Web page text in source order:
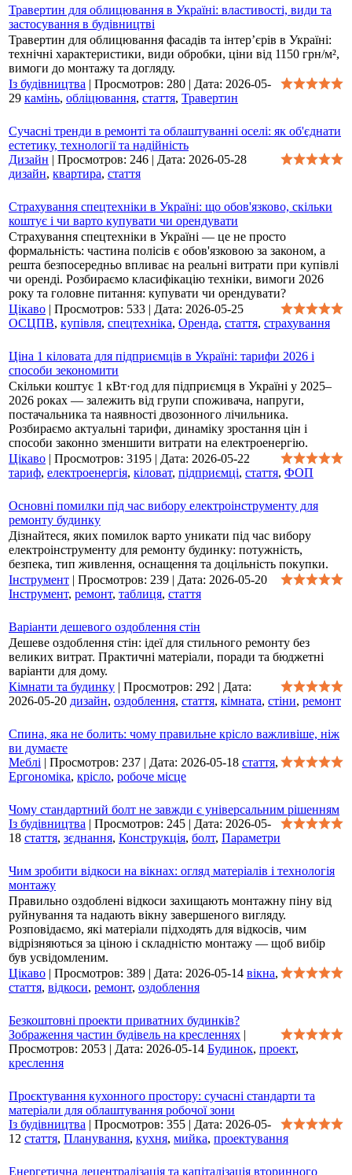
Травертин для облицювання в Україні: властивості, види та
застосування в будівництві
Травертин для облицювання фасадів та інтер’єрів в Україні:
технічні характеристики, види обробки, ціни від 1150 грн/м²,
вимоги до монтажу та догляду.
Із будівництва | Просмотров: 280 | Дата: 2026-05-
29 камінь, обліцювання, стаття, Травертин
Сучасні тренди в ремонті та облаштуванні оселі: як об'єднати
естетику, технології та надійність
Дизайн | Просмотров: 246 | Дата: 2026-05-28
дизайн, квартира, стаття
Страхування спецтехніки в Україні: що обов'язково, скільки
коштує і чи варто купувати чи орендувати
Страхування спецтехніки в Україні — це не просто
формальність: частина полісів є обов'язковою за законом, а
решта безпосередньо впливає на реальні витрати при купівлі
чи оренді. Розбираємо класифікацію техніки, вимоги 2026
року та головне питання: купувати чи орендувати?
Цікаво | Просмотров: 533 | Дата: 2026-05-25
ОСЦПВ, купівля, спецтехніка, Оренда, стаття, страхування
Ціна 1 кіловата для підприємців в Україні: тарифи 2026 і
способи зекономити
Скільки коштує 1 кВт·год для підприємця в Україні у 2025–
2026 роках — залежить від групи споживача, напруги,
постачальника та наявності двозонного лічильника.
Розбираємо актуальні тарифи, динаміку зростання цін і
способи законно зменшити витрати на електроенергію.
Цікаво | Просмотров: 3195 | Дата: 2026-05-22
тариф, електроенергія, кіловат, підприємці, стаття, ФОП
Основні помилки під час вибору електроінструменту для
ремонту будинку
Дізнайтеся, яких помилок варто уникати під час вибору
електроінструменту для ремонту будинку: потужність,
безпека, тип живлення, оснащення та доцільність покупки.
Інструмент | Просмотров: 239 | Дата: 2026-05-20
Інструмент, ремонт, таблиця, стаття
Варіанти дешевого оздоблення стін
Дешеве оздоблення стін: ідеї для стильного ремонту без
великих витрат. Практичні матеріали, поради та бюджетні
варіанти для дому.
Кімнати та будинку | Просмотров: 292 | Дата:
2026-05-20 дизайн, оздоблення, стаття, кімната, стіни, ремонт
Спина, яка не болить: чому правильне крісло важливіше, ніж
ви думаєте
Меблі | Просмотров: 237 | Дата: 2026-05-18 стаття,
Ергономіка, крісло, робоче місце
Чому стандартний болт не завжди є універсальним рішенням
Із будівництва | Просмотров: 245 | Дата: 2026-05-
18 стаття, зєднання, Конструкція, болт, Параметри
Чим зробити відкоси на вікнах: огляд матеріалів і технологія
монтажу
Правильно оздоблені відкоси захищають монтажну піну від
руйнування та надають вікну завершеного вигляду.
Розповідаємо, які матеріали підходять для відкосів, чим
відрізняються за ціною і складністю монтажу — щоб вибір
був усвідомленим.
Цікаво | Просмотров: 389 | Дата: 2026-05-14 вікна,
стаття, відкоси, ремонт, оздоблення
Безкоштовні проекти приватних будинків?
Зображення частин будівель на кресленнях |
Просмотров: 2053 | Дата: 2026-05-14 Будинок, проект,
креслення
Проєктування кухонного простору: сучасні стандарти та
матеріали для облаштування робочої зони
Із будівництва | Просмотров: 355 | Дата: 2026-05-
12 стаття, Планування, кухня, мийка, проектування
Енергетична децентралізація та капіталізація вторинного